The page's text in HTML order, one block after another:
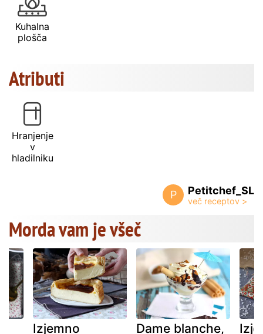
Kuhalna
plošča
Atributi
Hranjenje
v
hladilniku
P Petitchef_SL
Morda vam je všeč
Izjemno
Dame blanche,